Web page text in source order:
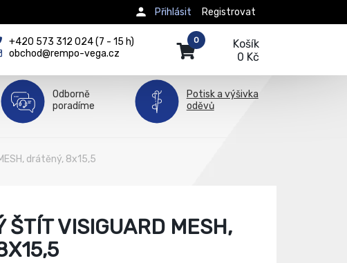
Registrovat
Přihlásit
+420 573 312 024 (7 - 15 h)
obchod@rempo-vega.cz
Košík
0 Kč
0
Odborně
poradíme
Potisk a výšivka
oděvů
drátěný, 8x15,5
ŠTÍT VISIGUARD MESH,